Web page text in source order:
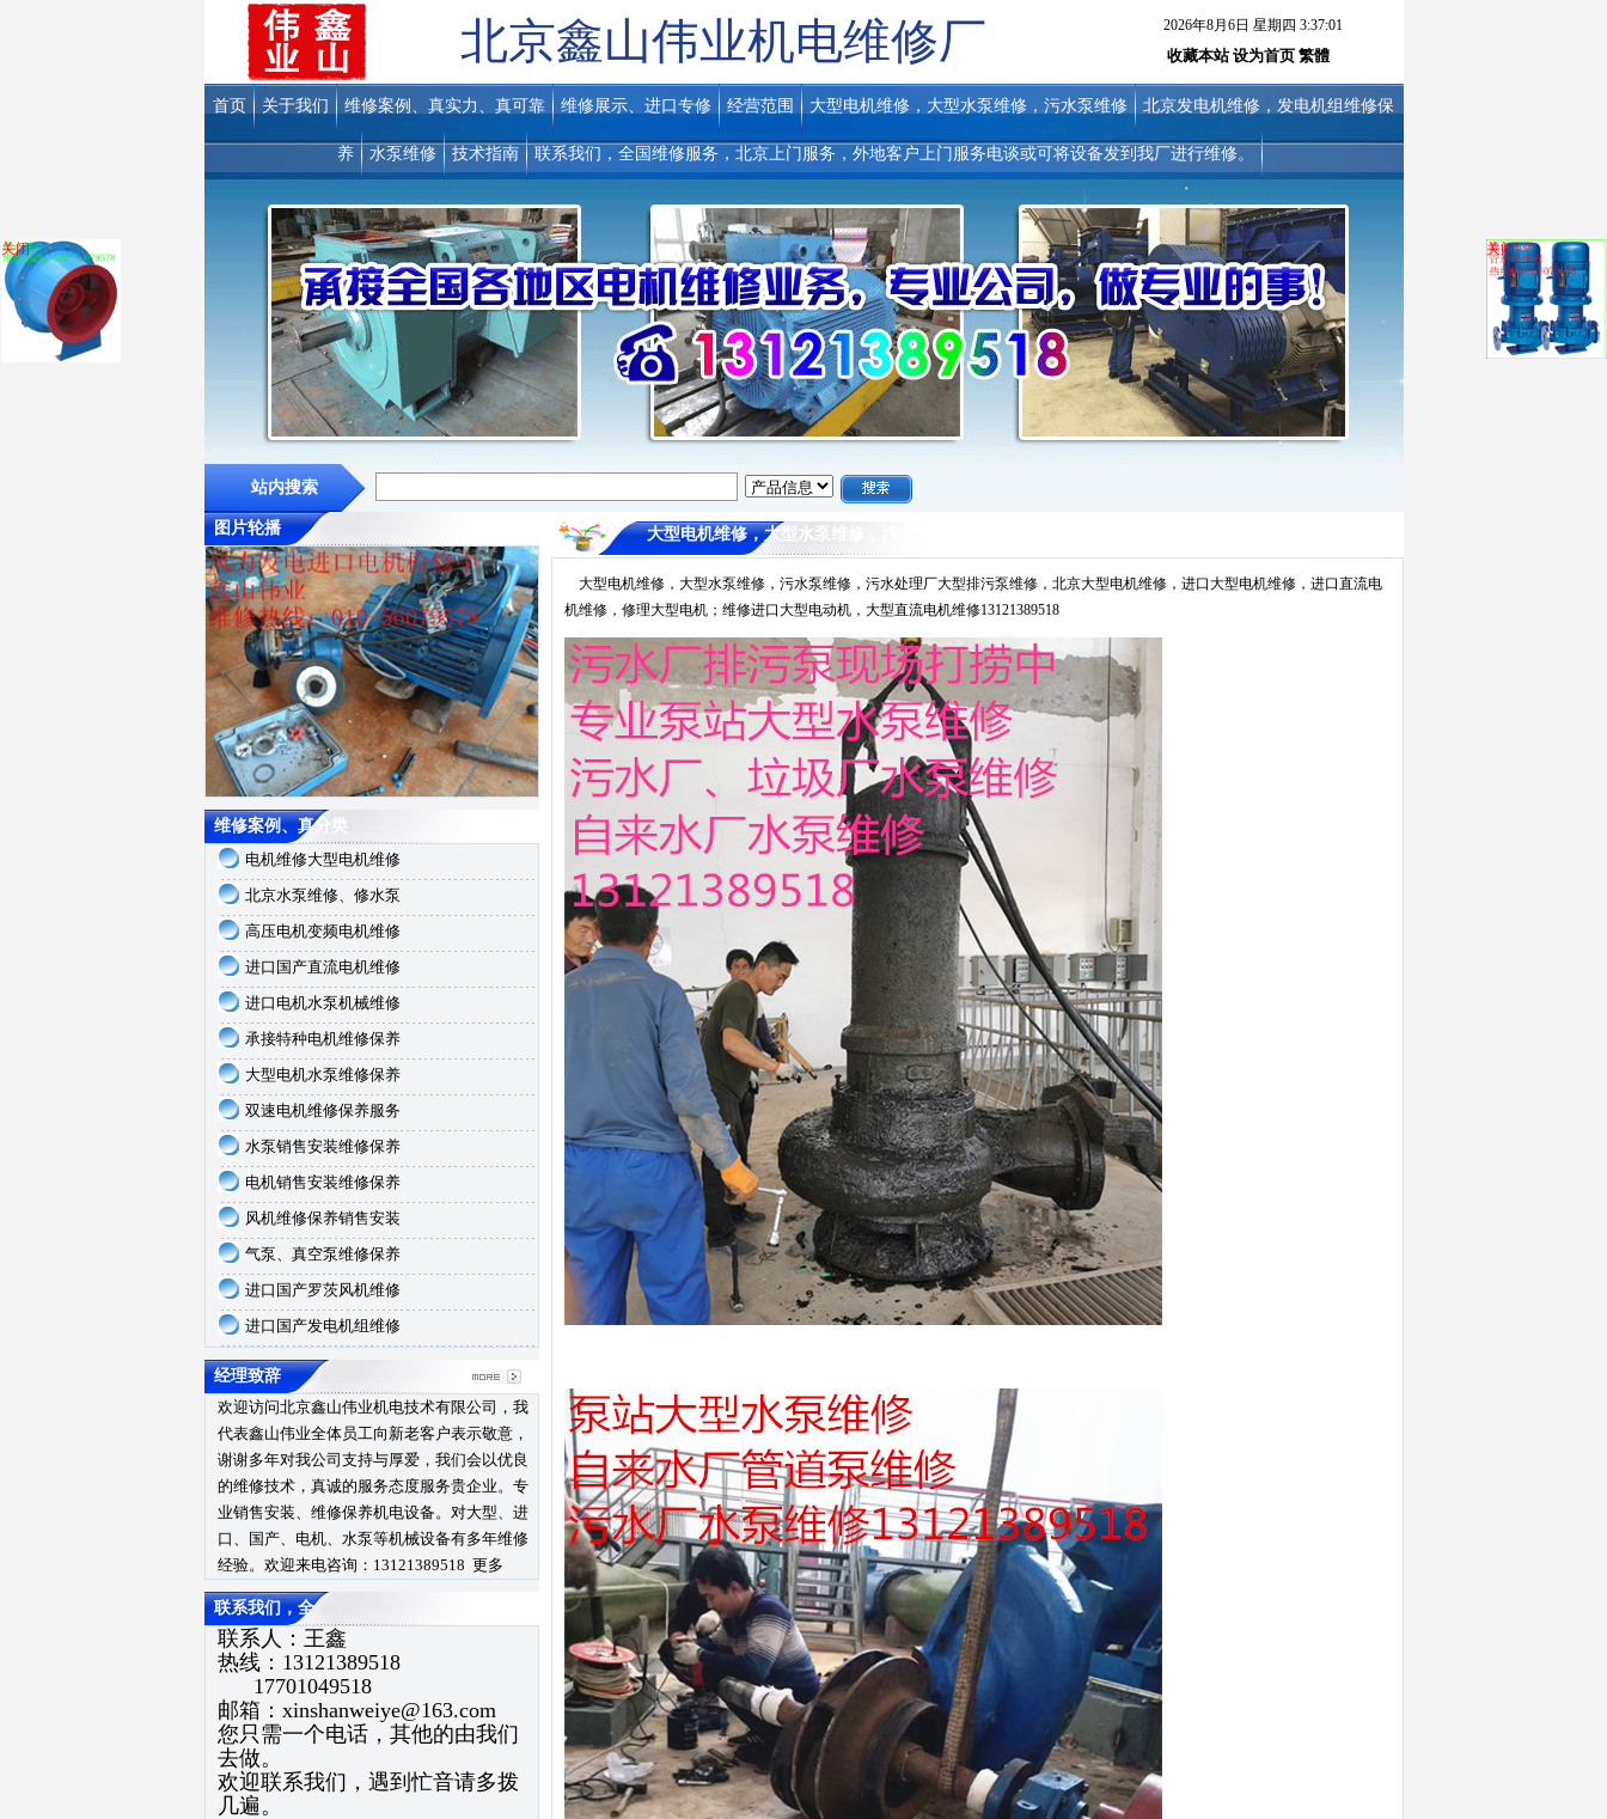
北京鑫山伟业机电维修厂 2026年8月6日 星期四 3:37:03
收藏本站 设为首页 繁體
首页 关于我们 维修案例、真实力、真可靠 维修展示、进口专修 经营范围 大型电机维修，大型水泵维修，污水泵维修 北京发电机维修，发电机组维修保
养 水泵维修 技术指南 联系我们，全国维修服务，北京上门服务，外地客户上门服务电谈或可将设备发到我厂进行维修。
站内搜索
图片轮播
维修案例、真分类
电机维修大型电机维修
北京水泵维修、修水泵
高压电机变频电机维修
进口国产直流电机维修
进口电机水泵机械维修
承接特种电机维修保养
大型电机水泵维修保养
双速电机维修保养服务
水泵销售安装维修保养
电机销售安装维修保养
风机维修保养销售安装
气泵、真空泵维修保养
进口国产罗茨风机维修
进口国产发电机组维修
经理致辞
欢迎访问北京鑫山伟业机电技术有限公司，我
代表鑫山伟业全体员工向新老客户表示敬意，
谢谢多年对我公司支持与厚爱，我们会以优良
的维修技术，真诚的服务态度服务贵企业。专
业销售安装、维修保养机电设备。对大型、进
口、国产、电机、水泵等机械设备有多年维修
经验。欢迎来电咨询：13121389518 更多
联系我们，全
联系人：王鑫
热线：13121389518
17701049518
邮箱： xinshanweiye@163.com
您只需一个电话，其他的由我们
去做。
欢迎联系我们，遇到忙音请多拨
几遍。
大型电机维修，大型水泵维修，污水泵维修
大型电机维修，大型水泵维修，污水泵维修，污水处理厂大型排污泵维修，北京大型电机维修，进口大型电机维修，进口直流电
机维修，修理大型电机；维修进口大型电动机，大型直流电机维修13121389518
关闭 关闭